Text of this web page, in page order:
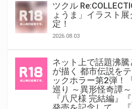
ツクル
ょうま」イラスト
定！
2026.08.03
ネット上で話題沸
が描く 都市伝説を
ックホラー第2弾！
巡り ～異形怪奇譚～
『八尺様 完結編』